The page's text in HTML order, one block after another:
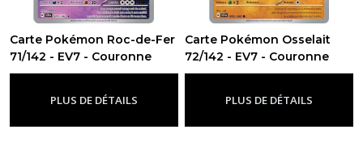
Carte Pokémon Roc-de-Fer
71/142 - EV7 - Couronne
Stellaire-Ev7 - Couronne Stellaire
PLUS DE DÉTAILS
Carte Pokémon Osselait
72/142 - EV7 - Couronne
Stellaire-Ev7 - Couronne Stellaire
PLUS DE DÉTAILS